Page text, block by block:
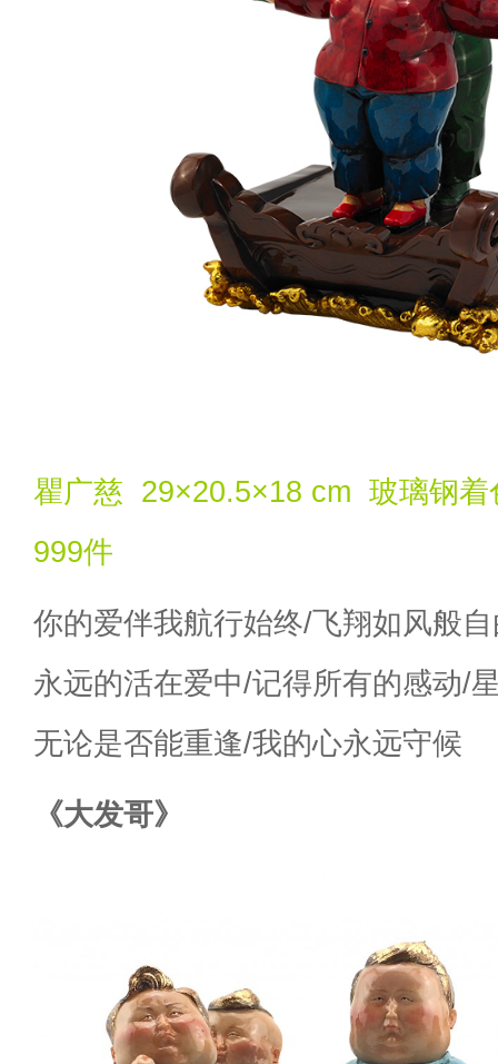
瞿广慈 29×20.5×18 cm 玻璃钢
999件
你的爱伴我航行始终/飞翔如风般
永远的活在爱中/记得所有的感动/
无论是否能重逢/我的心永远守候
《大发哥》